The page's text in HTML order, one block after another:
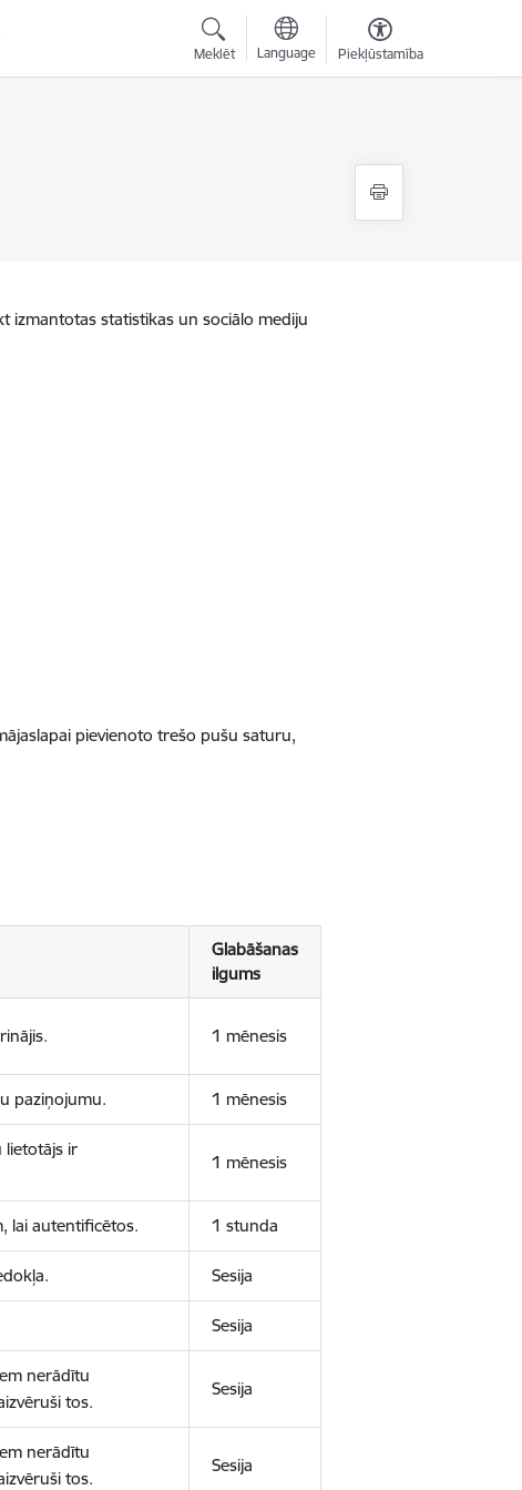
Meklēt Language Piekļūstamība
izmantotas statistikas un sociālo mediju
pievienoto trešo pušu saturu,
Glabāšanas
ilgums
1 mēnesis
paziņojumu. 1 mēnesis
lietotājs ir
1 mēnesis
lai autentificētos. 1 stunda
Sesija
Sesija
nerādītu
tos.
Sesija
nerādītu
tos.
Sesija